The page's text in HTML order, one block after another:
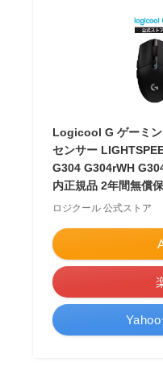
Logicool G ゲーミ
センサー
G304 G304rWH
内正規品 2年間無償
ロジクール 公式ストア